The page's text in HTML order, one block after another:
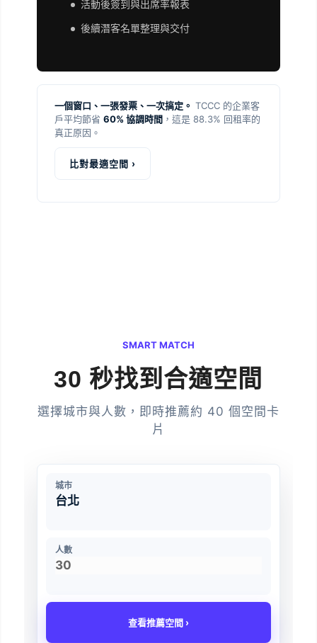
活動後簽到與出席率報表
後續潛客名單整理與交付
一個窗口、一張發票、一次搞定。 TCCC 的企業客
戶平均節省 60% 協調時間，這是 88.3% 回租率的
真正原因。
比對最適空間 ›
SMART MATCH
30 秒找到合適空間
選擇城市與人數，即時推薦約 40 個空間卡
片
城市
人數
查看推薦空間 ›